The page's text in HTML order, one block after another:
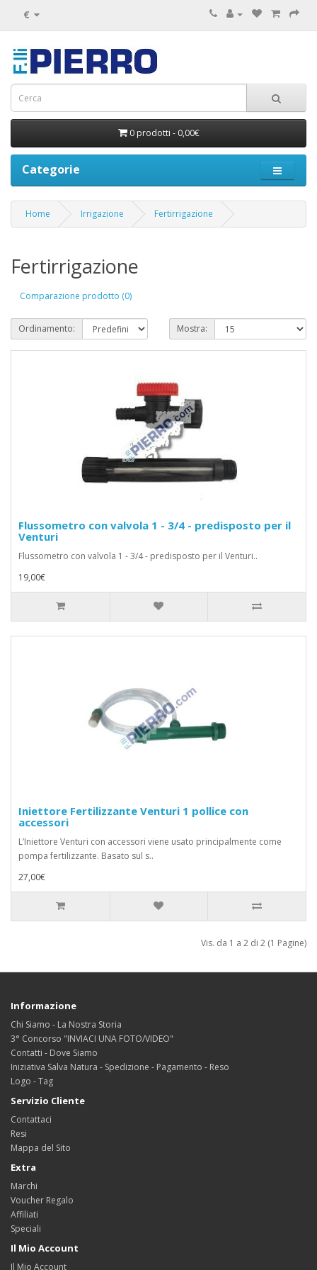
€
0 prodotti - 0,00€
Categorie
Home Irrigazione Fertirrigazione
Fertirrigazione
Comparazione prodotto (0)
Ordinamento: Mostra:
Flussometro con valvola 1 - 3/4 - predisposto per il
Venturi
Flussometro con valvola 1 - 3/4 - predisposto per il Venturi..
19,00€
Iniettore Fertilizzante Venturi 1 pollice con
accessori
L’Iniettore Venturi con accessori viene usato principalmente come
pompa fertilizzante. Basato sul s..
27,00€
Vis. da 1 a 2 di 2 (1 Pagine)
Informazione
Chi Siamo - La Nostra Storia
3° Concorso "INVIACI UNA FOTO/VIDEO"
Contatti - Dove Siamo
Iniziativa Salva Natura - Spedizione - Pagamento - Reso
Logo - Tag
Servizio Cliente
Contattaci
Resi
Mappa del Sito
Extra
Marchi
Voucher Regalo
Affiliati
Speciali
Il Mio Account
Il Mio Account